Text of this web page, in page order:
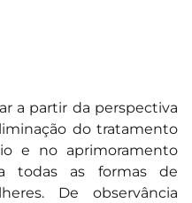
a partir da perspectiva
do tratamento
e no aprimoramento
todas as formas de
De observância